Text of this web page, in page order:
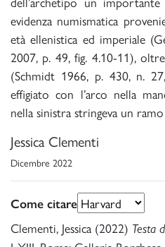
evidenza numismatica
età ellenistica ed imperiale
2007, p. 49, fig. 4.10-11),
(Schmidt 1966, p. 430, n.
effigiato con l’arco nella
nella sinistra stringeva un
Jessica Clementi
Dicembre 2022
Come citare
Clementi, Jessica (2022) Testa